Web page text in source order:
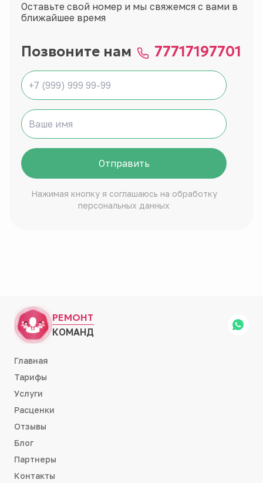
Оставьте свой номер и мы свяжемся с вами в
ближайшее время
Позвоните нам 77717197701
Отправить
Нажимая кнопку я соглашаюсь на обработку
персональных данных
РЕМОНТ
КОМАНД
Главная
Тарифы
Услуги
Расценки
Отзывы
Блог
Партнеры
Контакты